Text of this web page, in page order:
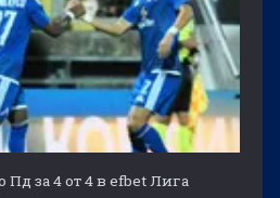
за 4 от 4 в efbet Лига